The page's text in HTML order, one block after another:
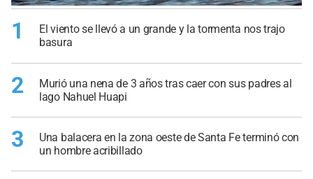
1
El viento se llevó a un grande y la tormenta nos trajo
basura
2
Murió una nena de 3 años tras caer con sus padres al
lago Nahuel Huapi
3
Una balacera en la zona oeste de Santa Fe terminó con
un hombre acribillado